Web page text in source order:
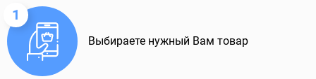
1
Выбираете нужный Вам товар